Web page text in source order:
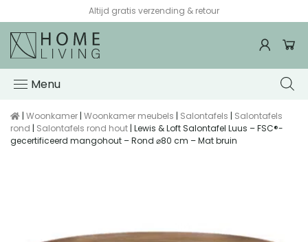
Altijd gratis verzending & retour
Menu
| Woonkamer | Woonkamer meubels | Salontafels | Salontafels
rond | Salontafels rond hout | Lewis & Loft Salontafel Luus – FSC®-
gecertificeerd mangohout – Rond ⌀80 cm – Mat bruin